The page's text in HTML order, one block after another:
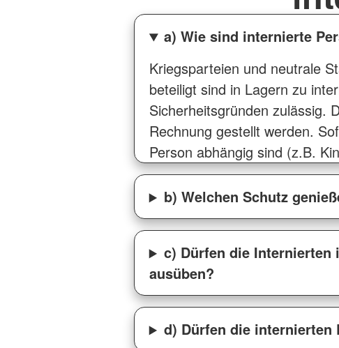
a) Wie sind internierte
Kriegsparteien und neutrale
beteiligt sind in Lagern zu
Sicherheitsgründen zulässig.
Rechnung gestellt werden.
Person abhängig sind (z.B.
b) Welchen Schutz
c) Dürfen die
ausüben?
d) Dürfen die internierten